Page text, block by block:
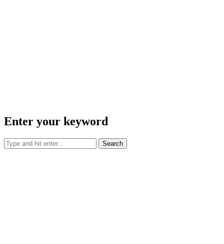
Enter your keyword
Search